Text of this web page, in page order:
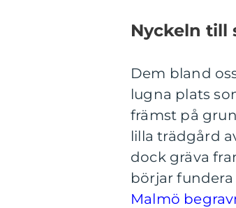
Nyckeln till
Dem bland
lugna plats
främst på
lilla trädgård
dock gräva
börjar
Malmö